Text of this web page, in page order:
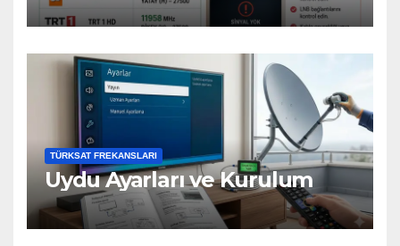
TÜRKSAT FREKANSLARI
Uydu Ayarları ve Kurulum